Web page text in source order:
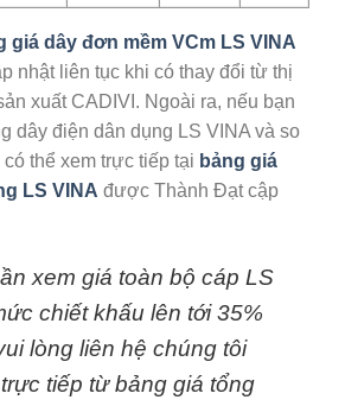
giá dây đơn mềm VCm LS VINA
nhật liên tục khi có thay đổi từ thị
xuất CADIVI. Ngoài ra, nếu bạn
dây điện dân dụng LS VINA và so
thể xem trực tiếp tại bảng giá
LS VINA được Thành Đạt cập
xem giá toàn bộ cáp LS
chiết khấu lên tới 35%
lòng liên hệ chúng tôi
tiếp từ bảng giá tổng